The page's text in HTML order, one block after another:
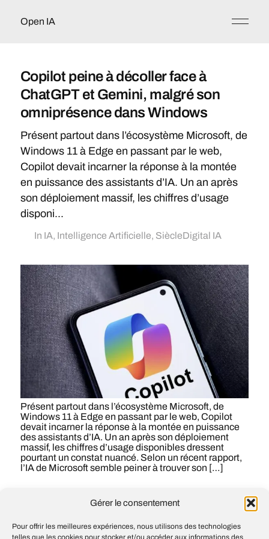
Gérer le consentement
Pour offrir les meilleures expériences, nous utilisons des technologies
telles que les cookies pour stocker et/ou accéder aux informations des
Open IA
Copilot peine à décoller face à
ChatGPT et Gemini, malgré son
omniprésence dans Windows
Présent partout dans l’écosystème Microsoft, de
Windows 11 à Edge en passant par le web,
Copilot devait incarner la réponse à la montée
en puissance des assistants d’IA. Un an après
son déploiement massif, les chiffres d’usage
disponi...
In IA, Intelligence Artificielle, SiècleDigital IA
Présent partout dans l’écosystème Microsoft, de
Windows 11 à Edge en passant par le web, Copilot
devait incarner la réponse à la montée en puissance
des assistants d’IA. Un an après son déploiement
massif, les chiffres d’usage disponibles dressent
pourtant un constat nuancé. Selon un récent rapport,
l’IA de Microsoft semble peiner à trouver son […]